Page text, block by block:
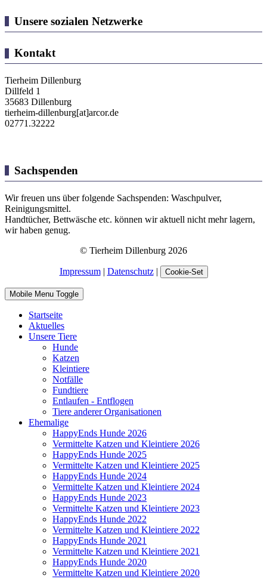
Unsere sozialen Netzwerke
Kontakt
Tierheim Dillenburg
Dillfeld 1
35683 Dillenburg
tierheim-dillenburg[at]arcor.de
02771.32222
Sachspenden
Wir freuen uns über folgende Sachspenden: Waschpulver,
Reinigungsmittel.
Handtücher, Bettwäsche etc. können wir aktuell nicht mehr lagern,
wir haben genug.
© Tierheim Dillenburg 2026
Impressum| Datenschutz| Cookie-Set
Mobile Menu Toggle
Startseite
Aktuelles
Unsere Tiere
Hunde
Katzen
Kleintiere
Notfälle
Fundtiere
Entlaufen - Entflogen
Tiere anderer Organisationen
Ehemalige
HappyEnds Hunde 2026
Vermittelte Katzen und Kleintiere 2026
HappyEnds Hunde 2025
Vermittelte Katzen und Kleintiere 2025
HappyEnds Hunde 2024
Vermittelte Katzen und Kleintiere 2024
HappyEnds Hunde 2023
Vermittelte Katzen und Kleintiere 2023
HappyEnds Hunde 2022
Vermittelte Katzen und Kleintiere 2022
HappyEnds Hunde 2021
Vermittelte Katzen und Kleintiere 2021
HappyEnds Hunde 2020
Vermittelte Katzen und Kleintiere 2020